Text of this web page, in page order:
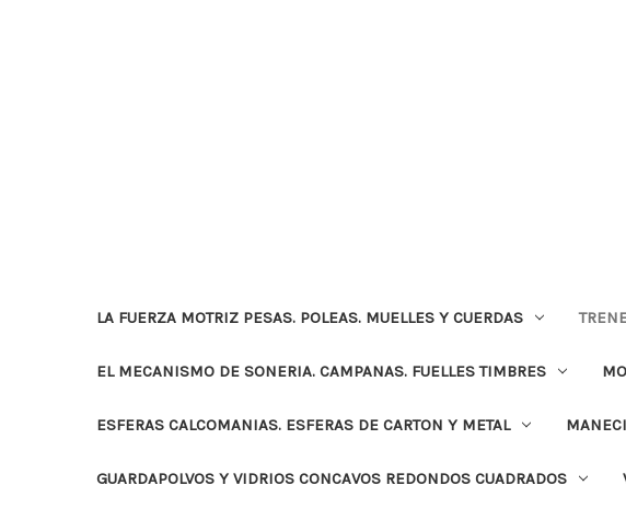
LA FUERZA MOTRIZ PESAS. POLEAS. MUELLES Y CUERDAS
EL MECANISMO DE SONERIA. CAMPANAS. FUELLES TIMBRES
ESFERAS CALCOMANIAS. ESFERAS DE CARTON Y METAL
GUARDAPOLVOS Y VIDRIOS CONCAVOS REDONDOS CUADRADOS